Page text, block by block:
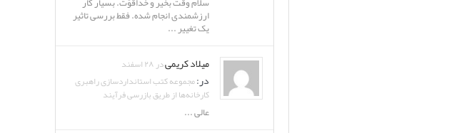
ارزشمندی انجام شده. فقط بررسی تاثیر
یک تغییر ...
میلاد کریمیدر ۲۸ اسفند
در:مجموعه کتب استانداردسازی راهبری
کارخانه‌ها از طریق بازرسی فرآیند
عالی ...